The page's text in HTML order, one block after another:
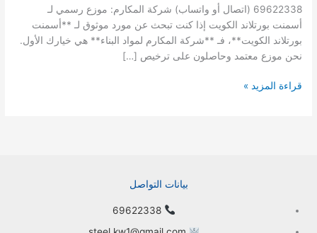
69622338 (اتصال أو واتساب) شركة المكارم: موزع رسمي لـ
أسمنت بورتلاند الكويت إذا كنت تبحث عن مورد موثوق لـ **أسمنت
بورتلاند الكويت**، فـ **شركة المكارم لمواد البناء** هي خيارك الأول.
نحن موزع معتمد وحاصلون على ترخيص […]
قراءة المزيد »
بيانات التواصل
69622338